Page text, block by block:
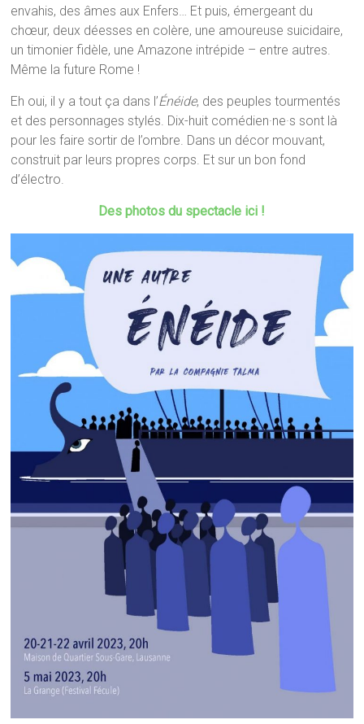
envahis, des âmes aux Enfers… Et puis, émergeant du
chœur, deux déesses en colère, une amoureuse suicidaire,
un timonier fidèle, une Amazone intrépide – entre autres.
Même la future Rome !
Eh oui, il y a tout ça dans l’Énéide, des peuples tourmentés
et des personnages stylés. Dix-huit comédien·ne·s sont là
pour les faire sortir de l’ombre. Dans un décor mouvant,
construit par leurs propres corps. Et sur un bon fond
d’électro.
Des photos du spectacle ici !